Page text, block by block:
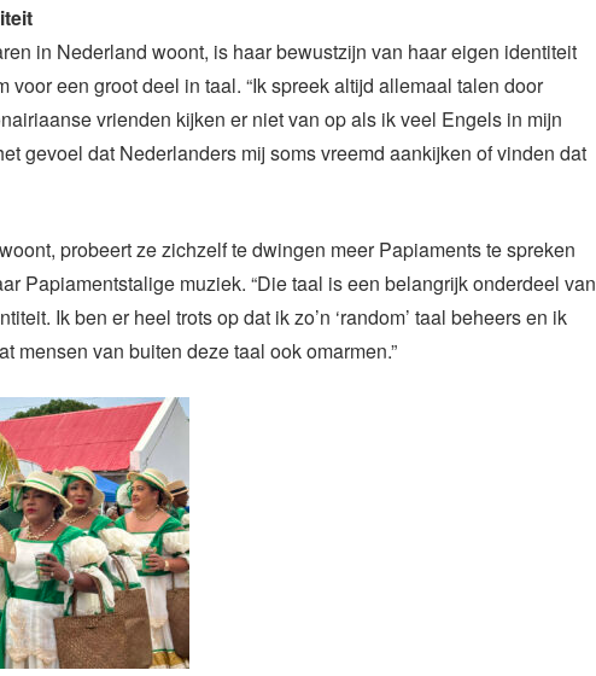
in Nederland woont, is haar bewustzijn van haar eigen identiteit
voor een groot deel in taal. “Ik spreek altijd allemaal talen door
vrienden kijken er niet van op als ik veel Engels in mijn
gevoel dat Nederlanders mij soms vreemd aankijken of vinden dat
probeert ze zichzelf te dwingen meer Papiaments te spreken
Papiamentstalige muziek. “Die taal is een belangrijk onderdeel van
Ik ben er heel trots op dat ik zo’n ‘random’ taal beheers en ik
mensen van buiten deze taal ook omarmen.”